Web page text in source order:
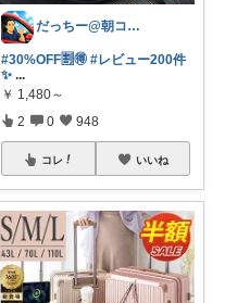
だっちー@朝コレ5時🚗カー用品探求家
#30%OFF🈹🉐 #レビュー200件
✨ ...
￥ 1,480～
2 0 948
コレ いいね